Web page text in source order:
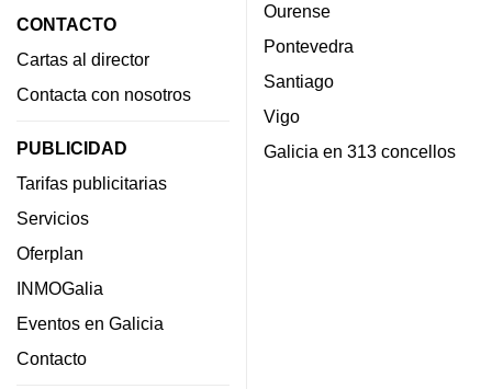
CONTACTO
Cartas al director
Contacta con nosotros
PUBLICIDAD
Tarifas publicitarias
Servicios
Oferplan
INMOGalia
Eventos en Galicia
Contacto
Ourense
Pontevedra
Santiago
Vigo
Galicia en 313 concellos